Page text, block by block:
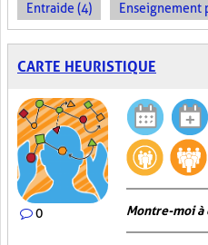
Entraide (4) Enseignement
CARTE HEURISTIQUE
0 Montre-moi à